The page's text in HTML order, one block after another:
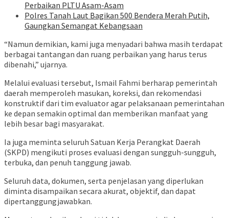
Perbaikan PLTU Asam-Asam
Polres Tanah Laut Bagikan 500 Bendera Merah Putih,
Gaungkan Semangat Kebangsaan
“Namun demikian, kami juga menyadari bahwa masih terdapat
berbagai tantangan dan ruang perbaikan yang harus terus
dibenahi,” ujarnya.
Melalui evaluasi tersebut, Ismail Fahmi berharap pemerintah
daerah memperoleh masukan, koreksi, dan rekomendasi
konstruktif dari tim evaluator agar pelaksanaan pemerintahan
ke depan semakin optimal dan memberikan manfaat yang
lebih besar bagi masyarakat.
Ia juga meminta seluruh Satuan Kerja Perangkat Daerah
(SKPD) mengikuti proses evaluasi dengan sungguh-sungguh,
terbuka, dan penuh tanggung jawab.
Seluruh data, dokumen, serta penjelasan yang diperlukan
diminta disampaikan secara akurat, objektif, dan dapat
dipertanggungjawabkan.